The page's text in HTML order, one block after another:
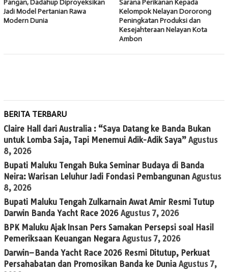
Pangan, Dadahup Diproyeksikan
Jadi Model Pertanian Rawa
Modern Dunia
Sarana Perikanan Kepada
Kelompok Nelayan Dororong
Peningkatan Produksi dan
Kesejahteraan Nelayan Kota
Ambon
BERITA TERBARU
Claire Hall dari Australia : “Saya Datang ke Banda Bukan
untuk Lomba Saja, Tapi Menemui Adik-Adik Saya” Agustus
8, 2026
Bupati Maluku Tengah Buka Seminar Budaya di Banda
Neira: Warisan Leluhur Jadi Fondasi Pembangunan Agustus
8, 2026
Bupati Maluku Tengah Zulkarnain Awat Amir Resmi Tutup
Darwin Banda Yacht Race 2026 Agustus 7, 2026
BPK Maluku Ajak Insan Pers Samakan Persepsi soal Hasil
Pemeriksaan Keuangan Negara Agustus 7, 2026
Darwin–Banda Yacht Race 2026 Resmi Ditutup, Perkuat
Persahabatan dan Promosikan Banda ke Dunia Agustus 7,